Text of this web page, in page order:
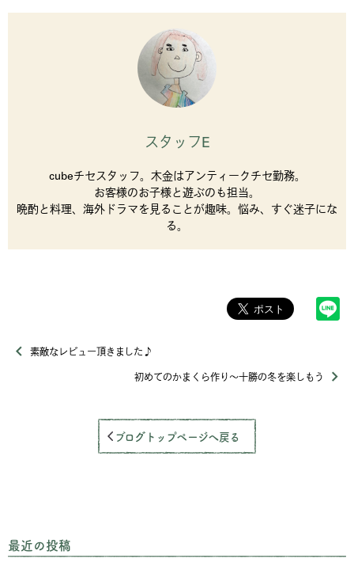
スタッフE
cubeチセスタッフ。木金はアンティークチセ勤務。
お客様のお子様と遊ぶのも担当。
晩酌と料理、海外ドラマを見ることが趣味。悩み、すぐ迷子にな
る。
素敵なレビュー頂きました♪
初めてのかまくら作り～十勝の冬を楽しもう
ブログトップページへ戻る
最近の投稿